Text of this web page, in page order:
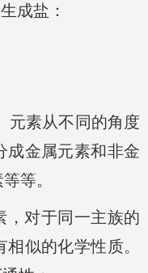
成盐：
元素从不同的角度
成金属元素和非金
等。
，对于同一主族的
似的化学性质。